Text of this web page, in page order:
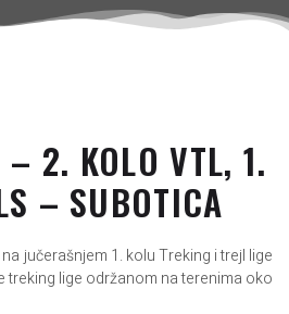
2. KOLO VTL, 1.
– SUBOTICA
jučerašnjem 1. kolu Treking i trejl lige
treking lige održanom na terenima oko